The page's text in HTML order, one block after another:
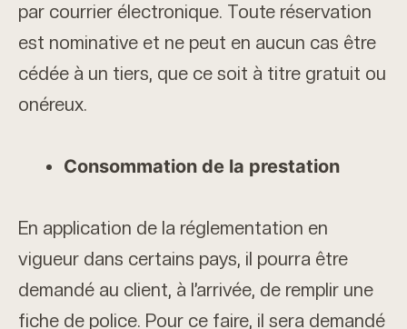
par courrier électronique. Toute réservation
est nominative et ne peut en aucun cas être
cédée à un tiers, que ce soit à titre gratuit ou
onéreux.
Consommation de la prestation
En application de la réglementation en
vigueur dans certains pays, il pourra être
demandé au client, à l’arrivée, de remplir une
fiche de police. Pour ce faire, il sera demandé